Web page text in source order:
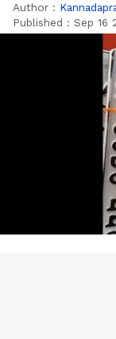
Author :
Published : Sep 16